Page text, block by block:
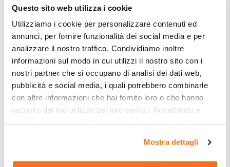
Questo sito web utilizza i cookie
Utilizziamo i cookie per personalizzare contenuti ed
annunci, per fornire funzionalità dei social media e per
analizzare il nostro traffico. Condividiamo inoltre
informazioni sul modo in cui utilizzi il nostro sito con i
nostri partner che si occupano di analisi dei dati web,
pubblicità e social media, i quali potrebbero combinarle
con altre informazioni che hai fornito loro o che hanno
raccolto dal tuo utilizzo dei loro servizi. Accettando e
Mostra dettagli